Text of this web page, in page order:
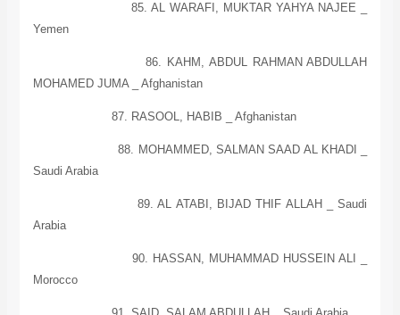
85. AL WARAFI, MUKTAR YAHYA NAJEE _
Yemen
86. KAHM, ABDUL RAHMAN ABDULLAH
MOHAMED JUMA _ Afghanistan
87. RASOOL, HABIB _ Afghanistan
88. MOHAMMED, SALMAN SAAD AL KHADI _
Saudi Arabia
89. AL ATABI, BIJAD THIF ALLAH _Saudi
Arabia
90. HASSAN, MUHAMMAD HUSSEIN ALI _
Morocco